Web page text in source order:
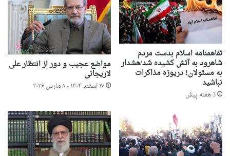
تفاهمنامه اسلام بدست مردم
شاهرود به آتش کشیده شد/هشدار
به مسئولان! دریوزه مذاکرات
نباشید
3 هفته پیش
مواضع عجیب و دور از انتظار علی
لاریجانی
۱۷ اسفند ۱۴۰۴ - ۸ مارس ۲۰۲۶